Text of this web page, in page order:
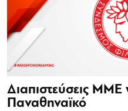
Διαπιστεύσεις ΜΜΕ
Παναθηναϊκό